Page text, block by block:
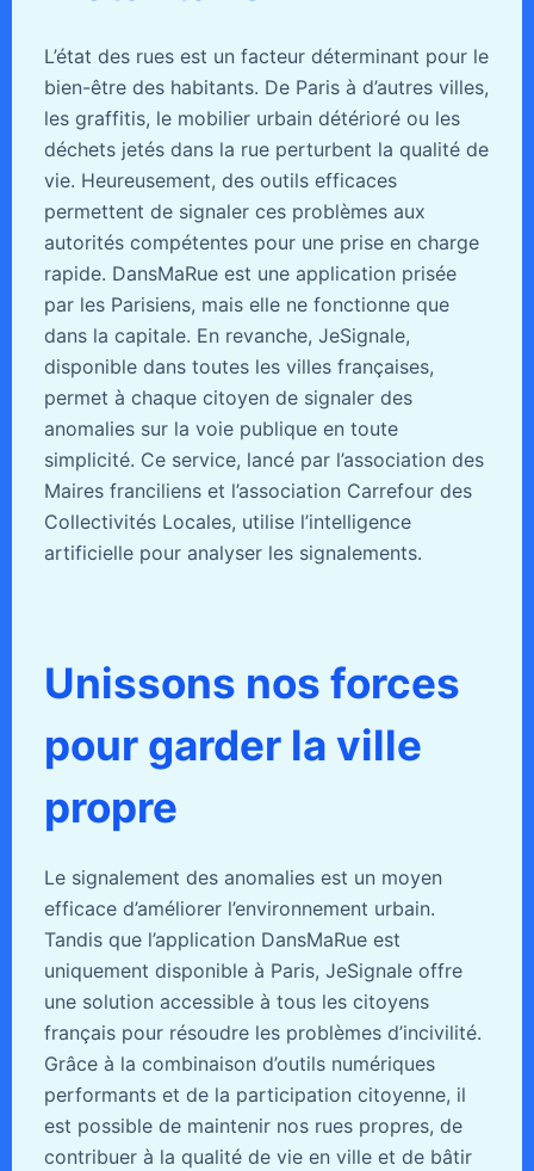
L’état des rues est un facteur déterminant pour le
bien-être des habitants. De Paris à d’autres villes,
les graffitis, le mobilier urbain détérioré ou les
déchets jetés dans la rue perturbent la qualité de
vie. Heureusement, des outils efficaces
permettent de signaler ces problèmes aux
autorités compétentes pour une prise en charge
rapide. DansMaRue est une application prisée
par les Parisiens, mais elle ne fonctionne que
dans la capitale. En revanche, JeSignale,
disponible dans toutes les villes françaises,
permet à chaque citoyen de signaler des
anomalies sur la voie publique en toute
simplicité. Ce service, lancé par l’association des
Maires franciliens et l’association Carrefour des
Collectivités Locales, utilise l’intelligence
artificielle pour analyser les signalements.
Unissons nos forces
pour garder la ville
propre
Le signalement des anomalies est un moyen
efficace d’améliorer l’environnement urbain.
Tandis que l’application DansMaRue est
uniquement disponible à Paris, JeSignale offre
une solution accessible à tous les citoyens
français pour résoudre les problèmes d’incivilité.
Grâce à la combinaison d’outils numériques
performants et de la participation citoyenne, il
est possible de maintenir nos rues propres, de
contribuer à la qualité de vie en ville et de bâtir